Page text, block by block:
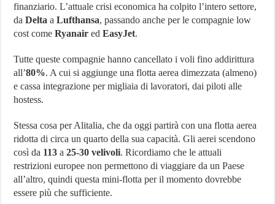
finanziario. L’attuale crisi economica ha colpito l’intero settore,
daDelta aLufthansa, passando anche per le compagnie low
cost comeRyanair ed EasyJet.
Tutte queste compagnie hanno cancellato i voli fino addirittura
all’80%. A cui si aggiunge una flotta aerea dimezzata (almeno)
e cassa integrazione per migliaia di lavoratori, dai piloti alle
hostess.
Stessa cosa per Alitalia, che da oggi partirà con una flotta aerea
ridotta di circa un quarto della sua capacità. Gli aerei scendono
così da 113 a25-30 velivoli. Ricordiamo che le attuali
restrizioni europee non permettono di viaggiare da un Paese
all’altro, quindi questa mini-flotta per il momento dovrebbe
essere più che sufficiente.